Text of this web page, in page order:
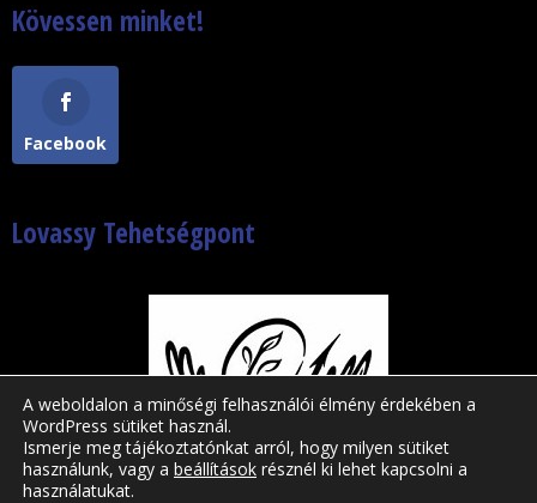
Kövessen minket!
Facebook
Lovassy Tehetségpont
A weboldalon a minőségi felhasználói élmény érdekében a
WordPress sütiket használ.
Ismerje meg tájékoztatónkat arról, hogy milyen sütiket
használunk, vagy a beállítások résznél ki lehet kapcsolni a
használatukat.